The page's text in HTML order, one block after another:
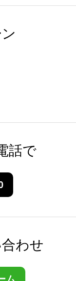
話で
わせ